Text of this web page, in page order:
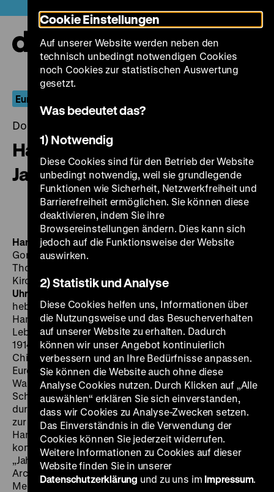
zum
Seiteninhalt
springen
Europa und das Meer
Donnerstag, 28. Juni 2018, 20.00 - 00.00 Uhr
Hans Warns – Mein 20.
Jahrhundert
Hans Warns – Mein 20. JahrhundertD 2000, R/B:
Gordian Maugg, K: Hans Moser, Andreas Giesecke,
Thomas Roisé, D: Florian Höber, Shenja Lacher, Klaus
Kirchner, Julia Jessen, 105‘ ·35mm
Uhr
„Wir wollten was erleben“,
hebt der 92-jähige Hans Warns mit starkem
Hamburger Zungenschlag an, um seine
Lebensgeschichte zu erzählen. Mit 14 Jahren heuert er
1914 auf einem Viermastsegler als Schiffsjunge an. In
Chile sitzen Schiff und Besatzung fest – der Krieg in
Europa ist ausgebrochen. In den 1920er Jahren wird
Warns Kapitän, er bereist die Ozeane, führt auf seinen
Schiffen verkappte Waffenlieferungen nach Spanien
durch und wird nach Ausbruch des Zweiten Weltkriegs
zur Kriegsmarine abkommandiert, um südatlantische
Handelsrouten anzugreifen. Gordian Maugg
kombiniert in seinem filmischen Essay dieser
„Jahrhundert-Biografie“ Aufnahmen von Warns mit
Archivmaterialien und eigenen Bildern. Der Zauber des
Meeres, das Fernweh und die Abenteuerlust, von
Cookie Einstellungen
Auf unserer Website werden neben den
technisch unbedingt notwendigen Cookies
noch Cookies zur statistischen Auswertung
gesetzt.
Was bedeutet das?
1) Notwendig
Diese Cookies sind für den Betrieb der Website
unbedingt notwendig, weil sie grundlegende
Funktionen wie Sicherheit, Netzwerkfreiheit und
Barrierefreiheit ermöglichen. Sie können diese
deaktivieren, indem Sie ihre
Browsereinstellungen ändern. Dies kann sich
jedoch auf die Funktionsweise der Website
auswirken.
2) Statistik und Analyse
Diese Cookies helfen uns, Informationen über
die Nutzungsweise und das Besucherverhalten
auf unserer Website zu erhalten. Dadurch
können wir unser Angebot kontinuierlich
verbessern und an Ihre Bedürfnisse anpassen.
Sie können die Website auch ohne diese
Analyse Cookies nutzen. Durch Klicken auf „Alle
auswählen“ erklären Sie sich einverstanden,
dass wir Cookies zu Analyse-Zwecken setzen.
Das Einverständnis in die Verwendung der
Cookies können Sie jederzeit widerrufen.
Weitere Informationen zu Cookies auf dieser
Website finden Sie in unserer
Datenschutzerklärung und zu uns im Impressum.